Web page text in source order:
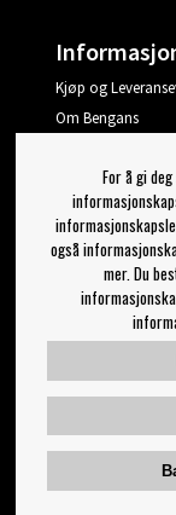
Kjøp og
Om Bengans
Følg oss
For å gi
også
mer. Du